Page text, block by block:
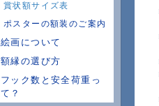
賞状額サイズ表
ポスターの額装のご案内
絵画について
額縁の選び方
フック数と安全荷重っ
て？